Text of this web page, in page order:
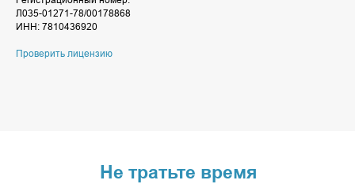
Л035-01271-78/00178868
ИНН: 7810436920
Проверить лицензию
Не тратьте время